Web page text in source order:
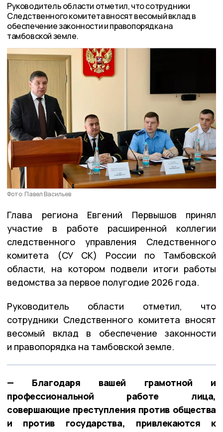
Руководитель области отметил, что сотрудники
Следственного комитета вносят весомый вклад в
обеспечение законности и правопорядка на
тамбовской земле.
Фото: Павел Васильев
Глава региона Евгений Первышов принял
участие в работе расширенной коллегии
следственного управления Следственного
комитета (СУ СК) России по Тамбовской
области, на котором подвели итоги работы
ведомства за первое полугодие 2026 года.
Руководитель области отметил, что
сотрудники Следственного комитета вносят
весомый вклад в обеспечение законности
и правопорядка на тамбовской земле.
— Благодаря вашей грамотной и
профессиональной работе лица,
совершающие преступления против общества
и против государства, привлекаются к